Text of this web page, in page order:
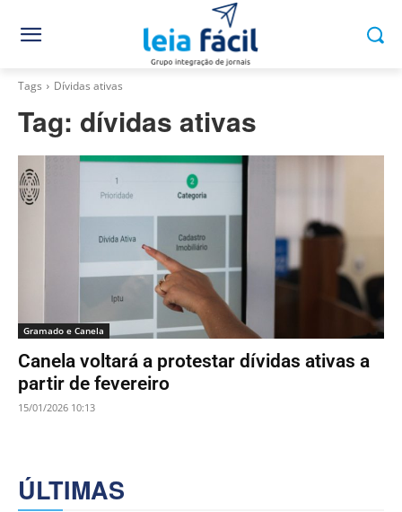
Tags Dívidas ativas
Tag: dívidas ativas
Gramado e Canela
Canela voltará a protestar dívidas ativas a
partir de fevereiro
15/01/2026 10:13
ÚLTIMAS